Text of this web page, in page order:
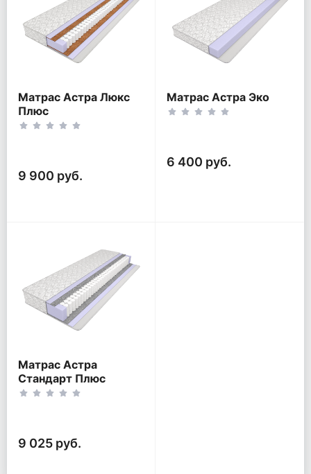
Матрас Астра Люкс
Плюс
9 900 руб.
Матрас Астра Эко
6 400 руб.
Матрас Астра
Стандарт Плюс
9 025 руб.